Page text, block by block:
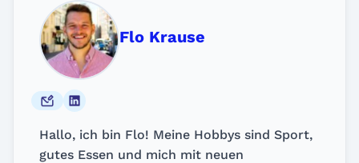
Flo Krause
Hallo, ich bin Flo! Meine Hobbys sind Sport,
gutes Essen und mich mit neuen